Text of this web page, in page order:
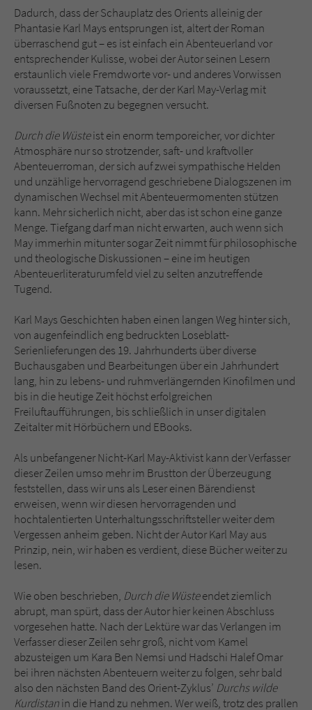
Dadurch, dass der Schauplatz des Orients alleinig der
Phantasie Karl Mays entsprungen ist, altert der Roman
überraschend gut – es ist einfach ein Abenteuerland vor
entsprechender Kulisse, wobei der Autor seinen Lesern
erstaunlich viele Fremdworte vor- und anderes Vorwissen
voraussetzt, eine Tatsache, der der Karl May-Verlag mit
diversen Fußnoten zu begegnen versucht.
Durch die Wüsteist ein enorm temporeicher, vor dichter
Atmosphäre nur so strotzender, saft- und kraftvoller
Abenteuerroman, der sich auf zwei sympathische Helden
und unzählige hervorragend geschriebene Dialogszenen im
dynamischen Wechsel mit Abenteuermomenten stützen
kann. Mehr sicherlich nicht, aber das ist schon eine ganze
Menge. Tiefgang darf man nicht erwarten, auch wenn sich
May immerhin mitunter sogar Zeit nimmt für philosophische
und theologische Diskussionen – eine im heutigen
Abenteuerliteraturumfeld viel zu selten anzutreffende
Tugend.
Karl Mays Geschichten haben einen langen Weg hinter sich,
von augenfeindlich eng bedruckten Loseblatt-
Serienlieferungen des 19. Jahrhunderts über diverse
Buchausgaben und Bearbeitungen über ein Jahrhundert
lang, hin zu lebens- und ruhmverlängernden Kinofilmen und
bis in die heutige Zeit höchst erfolgreichen
Freiluftaufführungen, bis schließlich in unser digitalen
Zeitalter mit Hörbüchern und EBooks.
Als unbefangener Nicht-Karl May-Aktivist kann der Verfasser
dieser Zeilen umso mehr im Brustton der Überzeugung
feststellen, dass wir uns als Leser einen Bärendienst
erweisen, wenn wir diesen hervorragenden und
hochtalentierten Unterhaltungsschriftsteller weiter dem
Vergessen anheim geben. Nicht der Autor Karl May aus
Prinzip, nein, wir haben es verdient, diese Bücher weiter zu
lesen.
Wie oben beschrieben, Durch die Wüsteendet ziemlich
abrupt, man spürt, dass der Autor hier keinen Abschluss
vorgesehen hatte. Nach der Lektüre war das Verlangen im
Verfasser dieser Zeilen sehr groß, nicht vom Kamel
abzusteigen um Kara Ben Nemsi und Hadschi Halef Omar
bei ihren nächsten Abenteuern weiter zu folgen, sehr bald
also den nächsten Band des Orient-Zyklus’ Durchs wilde
Kurdistanin die Hand zu nehmen. Wer weiß, trotz des prallen